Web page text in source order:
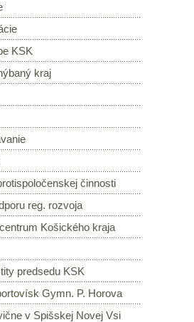
KSK
kraj
činnosti
reg. rozvoja
Košického kraja
predsedu KSK
Gymn. P. Horova
v Spišskej Novej Vsi